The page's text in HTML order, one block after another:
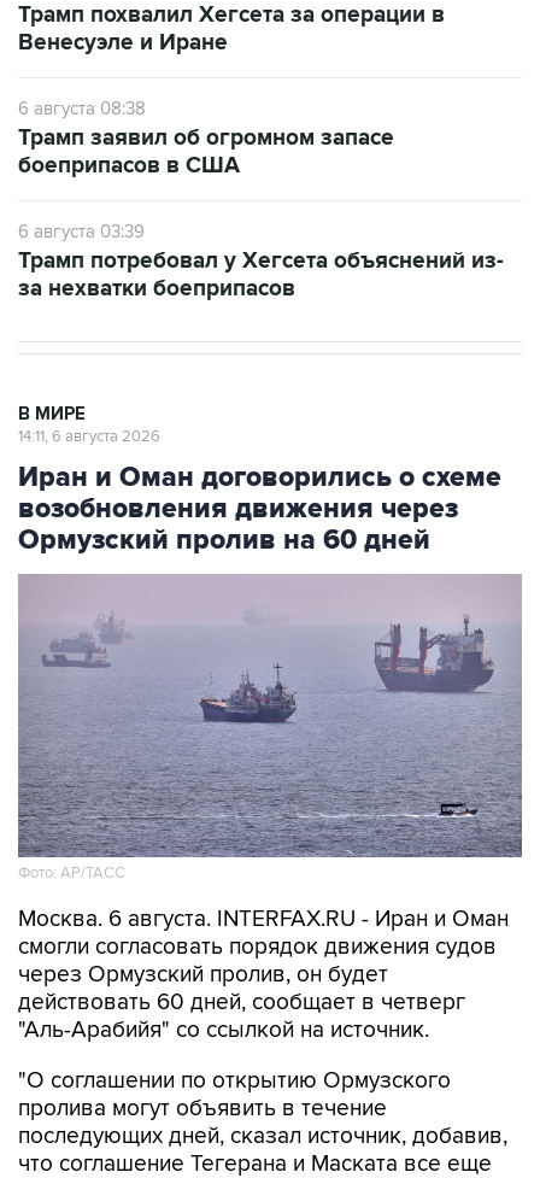
Трамп похвалил Хегсета за операции в
Венесуэле и Иране
6 августа 08:38
Трамп заявил об огромном запасе
боеприпасов в США
6 августа 03:39
Трамп потребовал у Хегсета объяснений из-
за нехватки боеприпасов
В МИРЕ
14:11, 6 августа 2026
Иран и Оман договорились о схеме
возобновления движения через
Ормузский пролив на 60 дней
Фото: AP/ТАСС
Москва. 6 августа. INTERFAX.RU - Иран и Оман
смогли согласовать порядок движения судов
через Ормузский пролив, он будет
действовать 60 дней, сообщает в четверг
"Аль-Арабийя" со ссылкой на источник.
"О соглашении по открытию Ормузского
пролива могут объявить в течение
последующих дней, сказал источник, добавив,
что соглашение Тегерана и Маската все еще